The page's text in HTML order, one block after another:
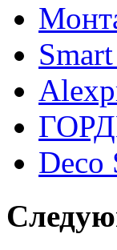
Deco